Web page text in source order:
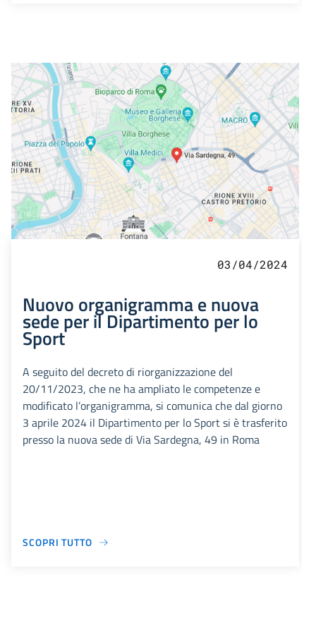
03/04/2024
Nuovo organigramma e nuova
sede per il Dipartimento per lo
Sport
A seguito del decreto di riorganizzazione del
20/11/2023, che ne ha ampliato le competenze e
modificato l’organigramma, si comunica che dal giorno
3 aprile 2024 il Dipartimento per lo Sport si è trasferito
presso la nuova sede di Via Sardegna, 49 in Roma
SCOPRI TUTTO